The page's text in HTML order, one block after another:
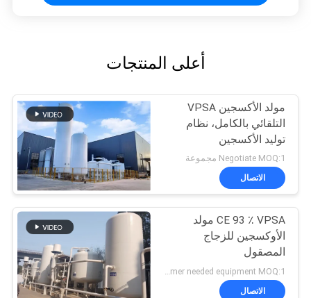
أعلى المنتجات
مولد الأكسجين VPSA
التلقائي بالكامل، نظام
توليد الأكسجين
Negotiate MOQ:1 مجموعة
الاتصال
CE 93 ٪ VPSA مولد
الأوكسجين للزجاج
المصقول
according to customer needed equipment MOQ:1 مجموعة
الاتصال